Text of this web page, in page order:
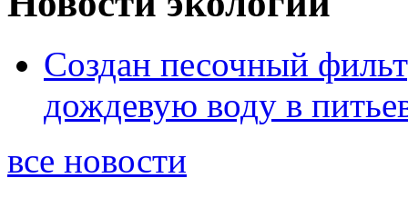
Создан песочный
дождевую воду в
все новости